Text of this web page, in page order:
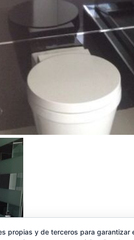
propias y de terceros para garantizar